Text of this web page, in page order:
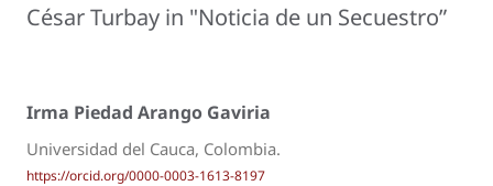
César Turbay in "Noticia de un Secuestro”
Irma Piedad Arango Gaviria
Universidad del Cauca, Colombia.
https://orcid.org/0000-0003-1613-8197